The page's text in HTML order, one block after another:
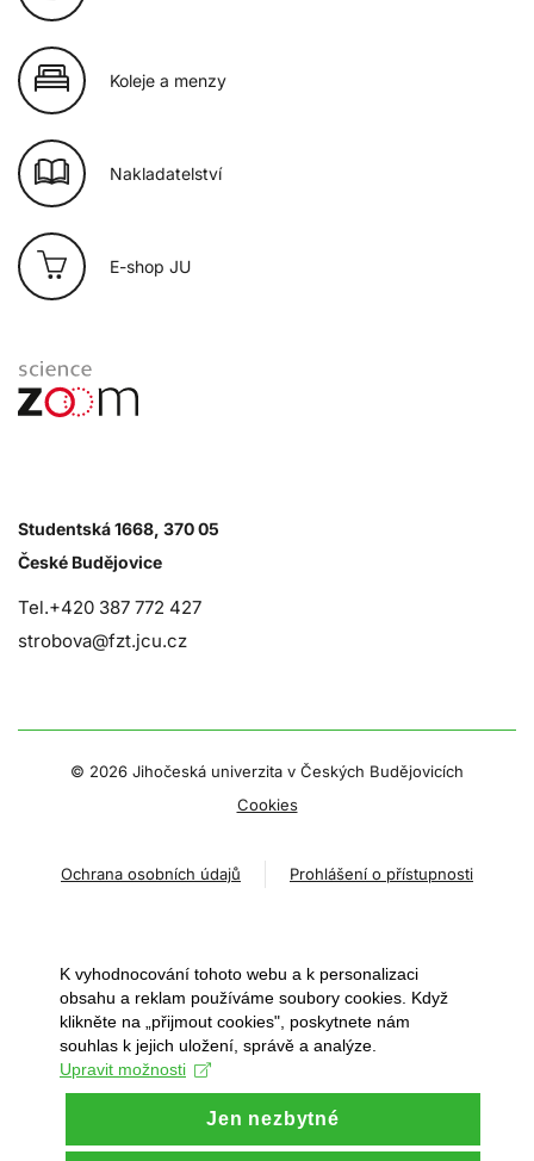
Koleje a menzy
Nakladatelství
E-shop JU
Studentská 1668, 370 05
České Budějovice
Tel.+420 387 772 427
strobova@fzt.jcu.cz
© 2026 Jihočeská univerzita v Českých Budějovicích
Cookies
Ochrana osobních údajů Prohlášení o přístupnosti
K vyhodnocování tohoto webu a k personalizaci
obsahu a reklam používáme soubory cookies. Když
klikněte na „přijmout cookies", poskytnete nám
souhlas k jejich uložení, správě a analýze.
Upravit možnosti
Jen nezbytné